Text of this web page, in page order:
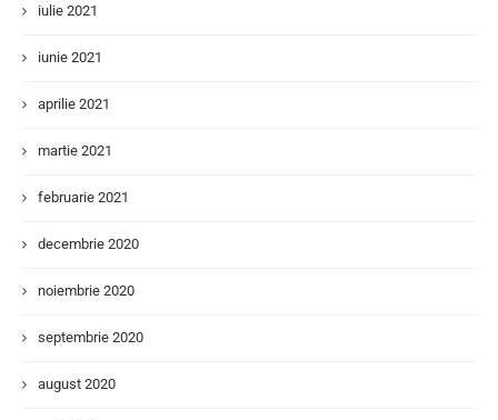
iulie 2021
iunie 2021
aprilie 2021
martie 2021
februarie 2021
decembrie 2020
noiembrie 2020
septembrie 2020
august 2020